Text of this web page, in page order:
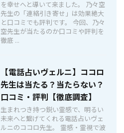
を幸せへと導いて来ました。 乃々空
先生の「連絡引き寄せ」は効果絶大
と口コミでも評判です。 今回、乃々
空先生が当たるのか口コミや評判を
徹底 ...
【電話占いヴェルニ】ココロ
先生は当たる？当たらない？
口コミ・評判【徹底調査】
生まれつき持つ鋭い霊感で、明るい
未来へと繋げてくれる電話占いヴェ
ルニのココロ先生。 霊感・霊視で波